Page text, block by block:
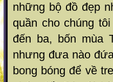
những bộ đồ đẹp
quần cho chúng
đến ba, bốn mùa
nhưng đưa nào
bong bóng để về